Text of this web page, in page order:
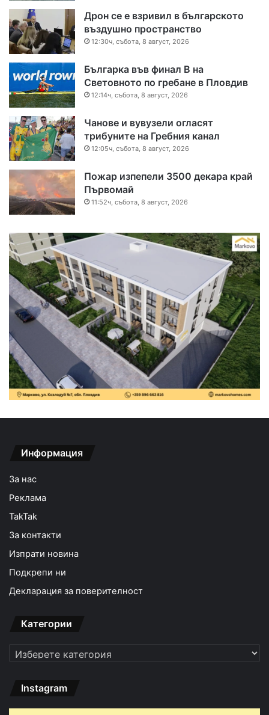
Дрон се е взривил в българското
въздушно пространство
12:30ч, събота, 8 август, 2026
Българка във финал B на
Световното по гребане в Пловдив
12:14ч, събота, 8 август, 2026
Чанове и вувузели огласят
трибуните на Гребния канал
12:05ч, събота, 8 август, 2026
Пожар изпепели 3500 декара край
Първомай
11:52ч, събота, 8 август, 2026
Информация
За нас
Реклама
TakTak
За контакти
Изпрати новина
Подкрепи ни
Декларация за поверителност
Категории
Категории
Instagram